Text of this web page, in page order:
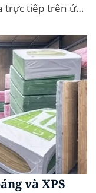
trực tiếp trên ứng
và XPS